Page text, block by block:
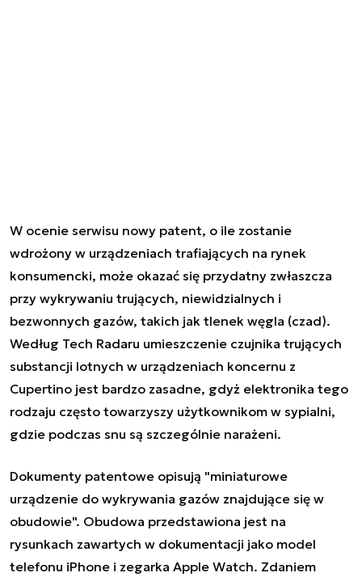
W ocenie serwisu nowy patent, o ile zostanie
wdrożony w urządzeniach trafiających na rynek
konsumencki, może okazać się przydatny zwłaszcza
przy wykrywaniu trujących, niewidzialnych i
bezwonnych gazów, takich jak tlenek węgla (czad).
Według Tech Radaru umieszczenie czujnika trujących
substancji lotnych w urządzeniach koncernu z
Cupertino jest bardzo zasadne, gdyż elektronika tego
rodzaju często towarzyszy użytkownikom w sypialni,
gdzie podczas snu są szczególnie narażeni.
Dokumenty patentowe opisują "miniaturowe
urządzenie do wykrywania gazów znajdujące się w
obudowie". Obudowa przedstawiona jest na
rysunkach zawartych w dokumentacji jako model
telefonu iPhone i zegarka Apple Watch. Zdaniem